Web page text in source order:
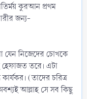
কুরআন প্রথম
জন্য-
যেন নিজেদের চোখকে
হেফাজত তরে। এটা
(তাদের চরিত্র
আল্লাহ সে সব কিছু